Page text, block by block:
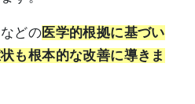
どの医学的根拠に基づい
も根本的な改善に導きま